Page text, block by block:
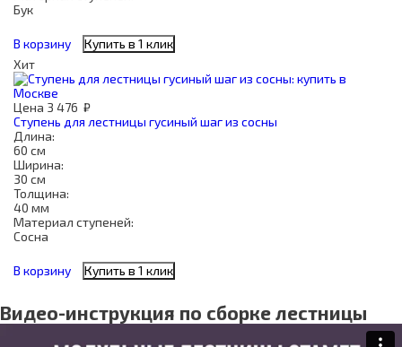
Бук
В корзину
Купить в 1 клик
Хит
Цена 3 476 ₽
Ступень для лестницы гусиный шаг из сосны
Длина:
60 см
Ширина:
30 см
Толщина:
40 мм
Материал ступеней:
Сосна
В корзину Купить в 1 клик
Видео-инструкция по сборке лестницы